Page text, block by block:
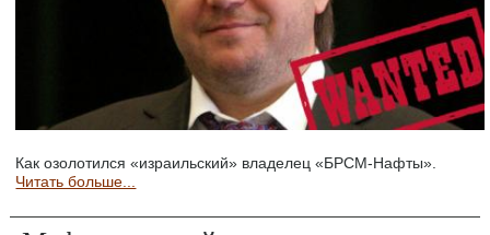
Как озолотился «израильский» владелец «БРСМ-Нафты».
Читать больше...